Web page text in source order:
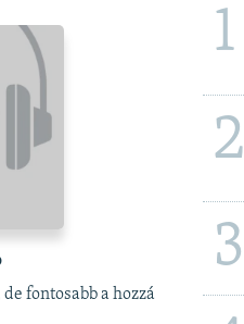
fontosabb a hozzá
1
2
3